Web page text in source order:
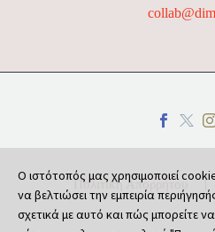
Πολιτική Απορρήτου
Ο ιστότοπός μας χρησιμοποιεί
να βελτιώσει την εμπειρία
σχετικά με αυτό και πώς μπορείτε